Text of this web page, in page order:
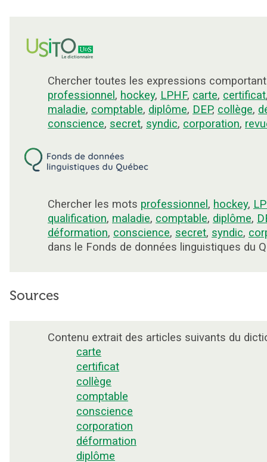
Chercher toutes les expressions
professionnel , hockey, LPHF, carte, certificat
maladie, comptable, diplôme, DEP, collège,
conscience, secret, syndic, corporation,
Chercher les mots professionnel , hockey,
qualification, maladie, comptable, diplôme,
déformation, conscience, secret, syndic,
dans le Fonds de données linguistiques du
Sources
Contenu extrait des articles suivants du
carte
certificat
collège
comptable
conscience
corporation
déformation
diplôme